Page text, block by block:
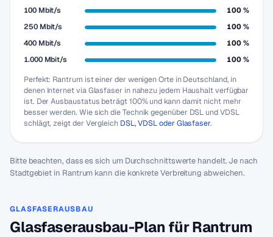
100 Mbit/s
100 %
250 Mbit/s
100 %
400 Mbit/s
100 %
1.000 Mbit/s
100 %
Perfekt: Rantrum ist einer der wenigen Orte in Deutschland, in
denen Internet via Glasfaser in nahezu jedem Haushalt verfügbar
ist. Der Ausbaustatus beträgt 100% und kann damit nicht mehr
besser werden. Wie sich die Technik gegenüber DSL und VDSL
schlägt, zeigt der Vergleich DSL, VDSL oder Glasfaser.
Bitte beachten, dass es sich um Durchschnittswerte handelt. Je nach
Stadtgebiet in Rantrum kann die konkrete Verbreitung abweichen.
GLASFASERAUSBAU
Glasfaserausbau-Plan für Rantrum